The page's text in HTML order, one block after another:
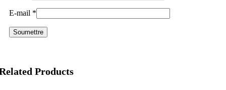
E-mail *
Products